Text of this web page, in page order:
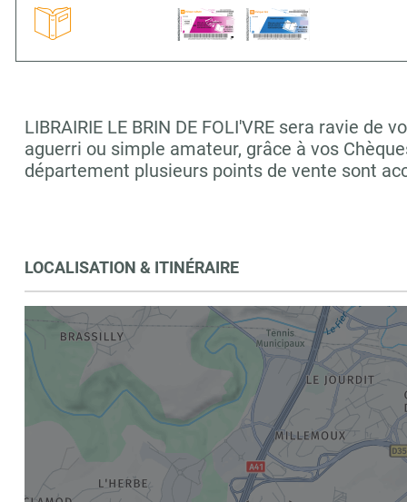
LIBRAIRIE LE BRIN DE FOLI'VRE sera ravie
aguerri ou simple amateur, grâce à vos
département plusieurs points de vente sont
LOCALISATION & ITINÉRAIRE